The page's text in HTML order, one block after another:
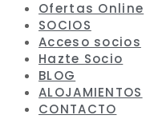
Ofertas Online
SOCIOS
Acceso socios
Hazte Socio
BLOG
ALOJAMIENTOS
CONTACTO